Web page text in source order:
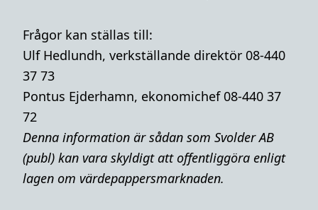
Frågor kan ställas till:
Ulf Hedlundh, verkställande direktör 08-440
37 73
Pontus Ejderhamn, ekonomichef 08-440 37
72
Denna information är sådan som Svolder AB
(publ) kan vara skyldigt att offentliggöra enligt
lagen om värdepappersmarknaden.